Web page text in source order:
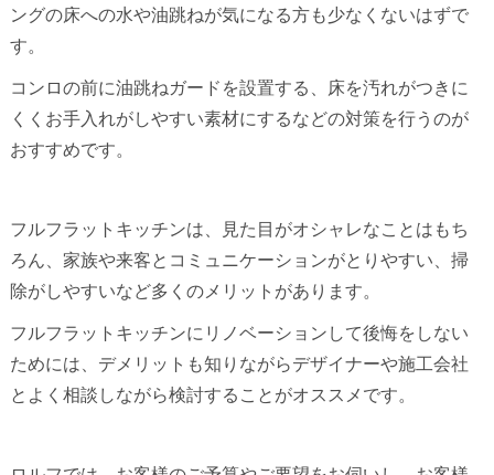
ングの床への水や油跳ねが気になる方も少なくないはずで
す。
コンロの前に油跳ねガードを設置する、床を汚れがつきに
くくお手入れがしやすい素材にするなどの対策を行うのが
おすすめです。
フルフラットキッチンは、見た目がオシャレなことはもち
ろん、家族や来客とコミュニケーションがとりやすい、掃
除がしやすいなど多くのメリットがあります。
フルフラットキッチンにリノベーションして後悔をしない
ためには、デメリットも知りながらデザイナーや施工会社
とよく相談しながら検討することがオススメです。